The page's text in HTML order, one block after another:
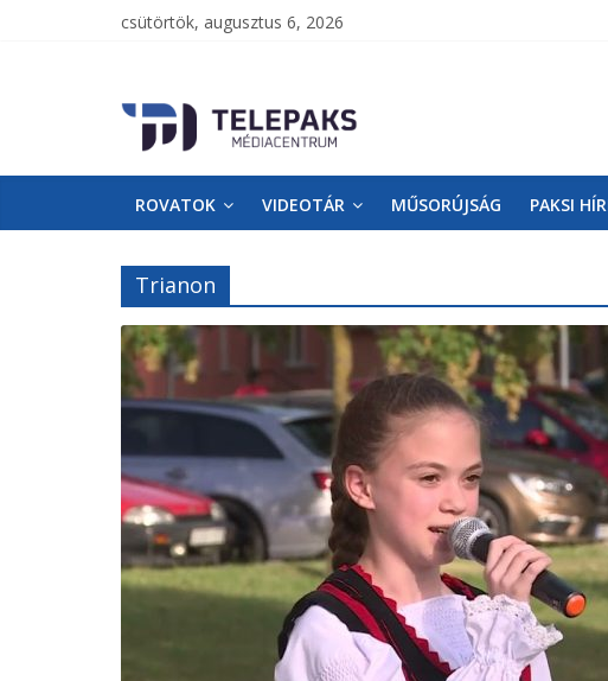
csütörtök, augusztus 6, 2026
TelePaks
Médiacentrum
TelePaks
Kistérségi
Televízió
honlapja
ROVATOK VIDEOTÁR MŰSORÚJSÁG PAKSI
Trianon